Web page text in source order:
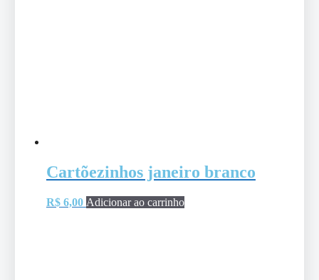
Cartõezinhos janeiro branco
R$6,00 Adicionar ao carrinho